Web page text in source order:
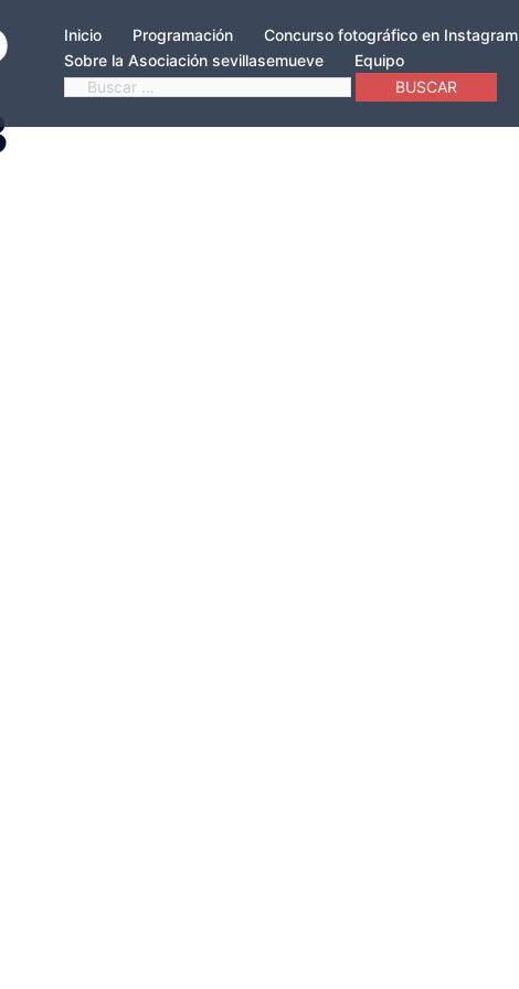
Inicio Programación Concurso fotográfico en Instagram
Sobre la Asociación sevillasemueve
Equipo
Buscar: